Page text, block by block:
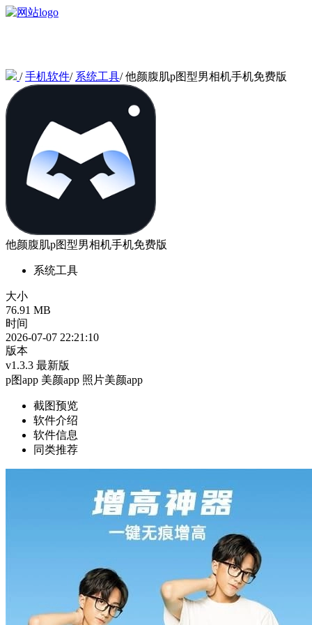
/手机软件/ 系统工具/他颜腹肌p图型男相机手机免费版
他颜腹肌p图型男相机手机免费版
系统工具
大小
76.91 MB
时间
2026-07-07 22:21:10
版本
v1.3.3 最新版
p图app 美颜app 照片美颜app
截图预览
软件介绍
软件信息
同类推荐